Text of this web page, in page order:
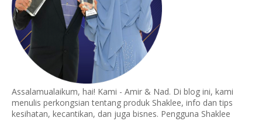
Assalamualaikum, hai! Kami - Amir & Nad. Di blog ini, kami
menulis perkongsian tentang produk Shaklee, info dan tips
kesihatan, kecantikan, dan juga bisnes. Pengguna Shaklee